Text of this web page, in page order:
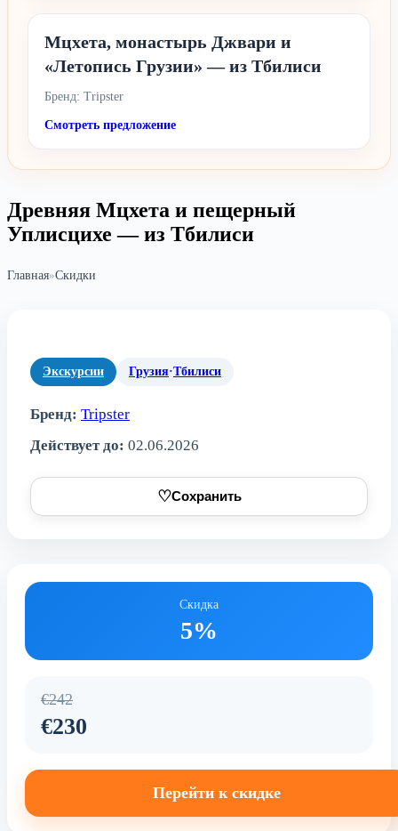
Мцхета, монастырь Джвари и
«Летопись Грузии» — из Тбилиси
Бренд: Tripster
Смотреть предложение
Древняя Мцхета и пещерный
Уплисцихе — из Тбилиси
Главная»Скидки
Экскурсии Грузия·Тбилиси
Бренд: Tripster
Действует до: 02.06.2026
♡Сохранить
Скидка
5%
€242
€230
Перейти к скидке